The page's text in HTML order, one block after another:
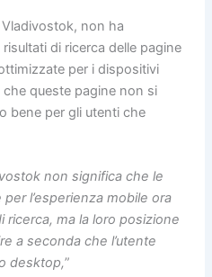
non ha
di ricerca delle pagine
per i dispositivi
queste pagine non si
bene per gli utenti che
non significa che le
l’esperienza mobile ora
ricerca, ma la loro posizione
a seconda che l’utente
desktop,”